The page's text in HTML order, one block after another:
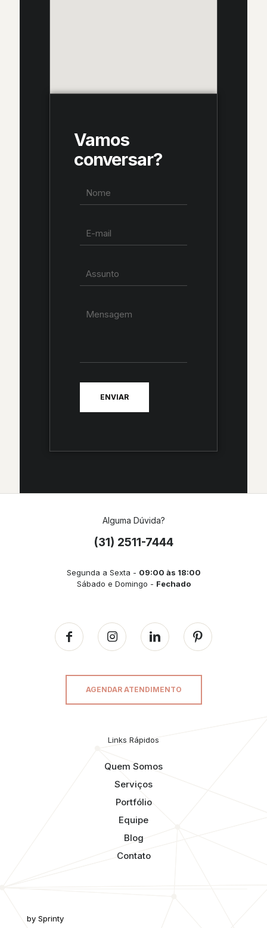
Vamos
conversar?
Alguma Dúvida?
(31) 2511-7444
Segunda a Sexta - 09:00 às 18:00
Sábado e Domingo - Fechado
AGENDAR ATENDIMENTO
Links Rápidos
Quem Somos
Serviços
Portfólio
Equipe
Blog
Contato
by Sprinty